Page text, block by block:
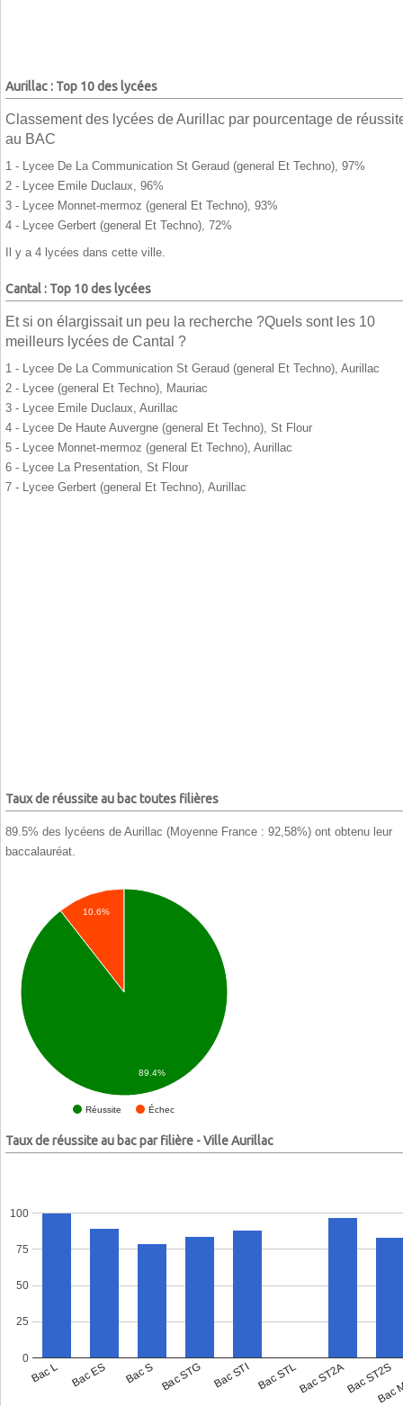
Aurillac : Top 10 des lycées
Classement des lycées de Aurillac par pourcentage de
au BAC
1 - Lycee De La Communication St Geraud (general Et Techno), 97%
2 - Lycee Emile Duclaux, 96%
3 - Lycee Monnet-mermoz (general Et Techno), 93%
4 - Lycee Gerbert (general Et Techno), 72%
Il y a 4 lycées dans cette ville.
Cantal : Top 10 des lycées
Et si on élargissait un peu la recherche ?Quels sont les 10
meilleurs lycées de Cantal ?
1 - Lycee De La Communication St Geraud (general Et Techno), Aurillac
2 - Lycee (general Et Techno), Mauriac
3 - Lycee Emile Duclaux, Aurillac
4 - Lycee De Haute Auvergne (general Et Techno), St Flour
5 - Lycee Monnet-mermoz (general Et Techno), Aurillac
6 - Lycee La Presentation, St Flour
7 - Lycee Gerbert (general Et Techno), Aurillac
Taux de réussite au bac toutes filières
89.5% des lycéens de Aurillac (Moyenne France : 92,58%) ont obtenu leur
baccalauréat.
Réussite Échec
10.6%
89.4%
Taux de réussite au bac par filière - Ville Aurillac
Bac L Bac ES Bac S Bac STG Bac STI Bac STLBac ST2ABac ST2S
0
25
50
75
100